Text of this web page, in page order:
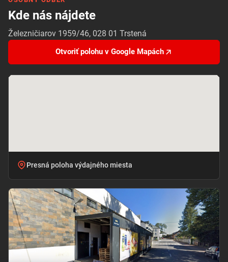
Kde nás nájdete
Železničiarov 1959/46, 028 01 Trstená
Otvoriť polohu v Google Mapách
Presná poloha výdajného miesta